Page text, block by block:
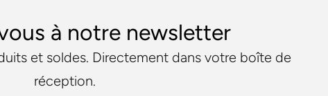
à notre newsletter
et soldes. Directement dans votre boîte de
réception.